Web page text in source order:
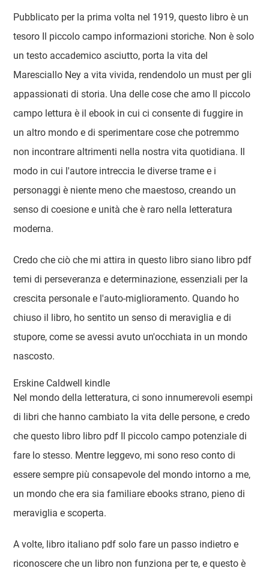
Pubblicato per la prima volta nel 1919, questo libro è un
tesoro Il piccolo campo informazioni storiche. Non è solo
un testo accademico asciutto, porta la vita del
Maresciallo Ney a vita vivida, rendendolo un must per gli
appassionati di storia. Una delle cose che amo Il piccolo
campo lettura è il ebook in cui ci consente di fuggire in
un altro mondo e di sperimentare cose che potremmo
non incontrare altrimenti nella nostra vita quotidiana. Il
modo in cui l'autore intreccia le diverse trame e i
personaggi è niente meno che maestoso, creando un
senso di coesione e unità che è raro nella letteratura
moderna.
Credo che ciò che mi attira in questo libro siano libro pdf
temi di perseveranza e determinazione, essenziali per la
crescita personale e l'auto-miglioramento. Quando ho
chiuso il libro, ho sentito un senso di meraviglia e di
stupore, come se avessi avuto un'occhiata in un mondo
nascosto.
Erskine Caldwell kindle
Nel mondo della letteratura, ci sono innumerevoli esempi
di libri che hanno cambiato la vita delle persone, e credo
che questo libro libro pdf Il piccolo campo potenziale di
fare lo stesso. Mentre leggevo, mi sono reso conto di
essere sempre più consapevole del mondo intorno a me,
un mondo che era sia familiare ebooks strano, pieno di
meraviglia e scoperta.
A volte, libro italiano pdf solo fare un passo indietro e
riconoscere che un libro non funziona per te, e questo è